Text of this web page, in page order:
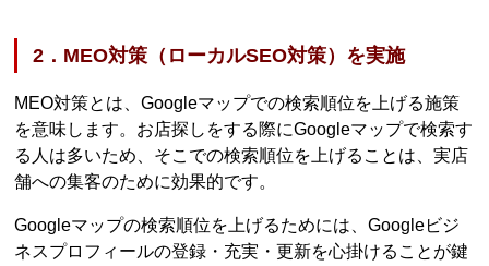
2．MEO対策（ローカルSEO対策）を実施
MEO対策とは、Googleマップでの検索順位を上げる施策
を意味します。お店探しをする際にGoogleマップで検索す
る人は多いため、そこでの検索順位を上げることは、実店
舗への集客のために効果的です。
Googleマップの検索順位を上げるためには、Googleビジ
ネスプロフィールの登録・充実・更新を心掛けることが鍵